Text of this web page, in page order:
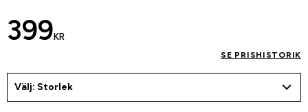
399 KR
SE PRISHISTORIK
Välj: Storlek